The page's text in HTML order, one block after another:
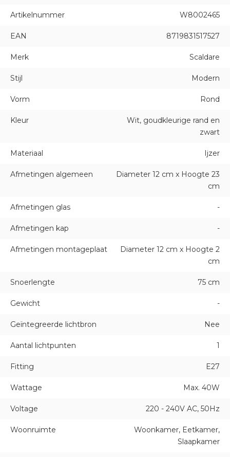
Artikelnummer W8002465
EAN 8719831517527
Merk Scaldare
Stijl Modern
Vorm Rond
Kleur
Wit, goudkleurige rand en
zwart
Materiaal Ijzer
Afmetingen algemeen
Diameter 12 cm x Hoogte 23
cm
Afmetingen glas -
Afmetingen kap -
Afmetingen montageplaat
Diameter 12 cm x Hoogte 2
cm
Snoerlengte 75 cm
Gewicht -
Geïntegreerde lichtbron Nee
Aantal lichtpunten 1
Fitting E27
Wattage Max. 40W
Voltage 220 - 240V AC, 50Hz
Woonruimte
Woonkamer, Eetkamer,
Slaapkamer